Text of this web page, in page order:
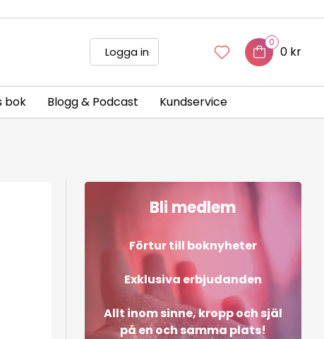
Logga in
0
0 kr
bok Blogg & Podcast Kundservice
Bli medlem
Förtur till boknyheter
Exklusiva erbjudanden
Allt inom sinne, kropp och själ
på en och samma plats!